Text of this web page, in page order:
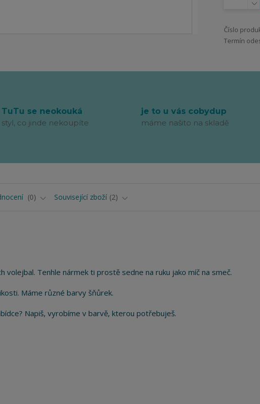
Číslo
Termín
TuTu se neokouká
styl, co jinde nekoupíte
je to u vás cobydup
máme našito na skladě
0 Související zboží 2
volejbal. Tenhle nármek ti prostě sedne na ruku jako míč na smeč.
Máme různé barvy šňůrek.
Napiš, vyrobíme v barvě, kterou potřebuješ.